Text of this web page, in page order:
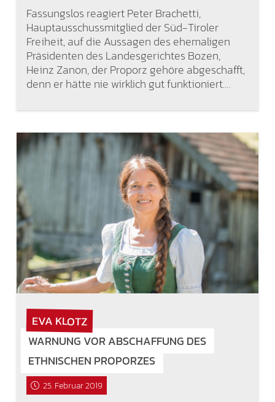
Fassungslos reagiert Peter Brachetti,
Hauptausschussmitglied der Süd-Tiroler
Freiheit, auf die Aussagen des ehemaligen
Präsidenten des Landesgerichtes Bozen,
Heinz Zanon, der Proporz gehöre abgeschafft,
denn er hätte nie wirklich gut funktioniert.…
EVA KLOTZ
WARNUNG VOR ABSCHAFFUNG DES
ETHNISCHEN PROPORZES
25. Februar 2019